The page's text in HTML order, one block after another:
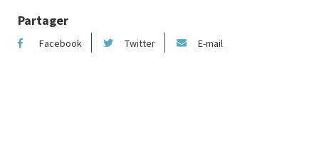
Partager
Facebook Twitter E-mail